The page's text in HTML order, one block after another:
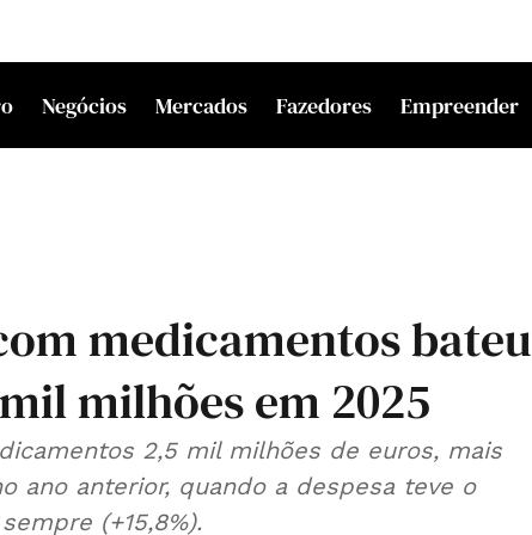
Negócios Mercados Fazedores Empreender
medicamentos bateu
milhões em 2025
2,5 mil milhões de euros, mais
ano anterior, quando a despesa teve o
(+15,8%).